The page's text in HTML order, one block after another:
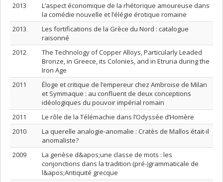
2013
L’aspect économique de la rhétorique amoureuse dans
la comédie nouvelle et l’élégie érotique romaine
2013
Les fortifications de la Grèce du Nord : catalogue
raisonné
2012
The Technology of Copper Alloys, Particularly Leaded
Bronze, in Greece, its Colonies, and in Etruria during the
Iron Age
2011
Éloge et critique de l’empereur chez Ambroise de Milan
et Symmaque : au confluent de deux conceptions
idéologiques du pouvoir impérial romain
2011
Le rôle de la Télémachie dans l’Odyssée d’Homère
2010
La querelle analogie-anomalie : Cratès de Mallos était-il
anomaliste?
2009
La genèse d&apos;une classe de mots : les
conjonctions dans la tradition (pré-)grammaticale de
l&apos;Antiquité grecque